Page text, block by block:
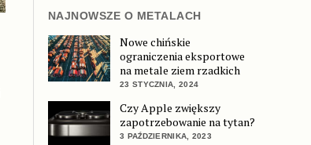
NAJNOWSZE O METALACH
Nowe chińskie
ograniczenia eksportowe
na metale ziem rzadkich
23 STYCZNIA, 2024
Czy Apple zwiększy
zapotrzebowanie na tytan?
3 PAŹDZIERNIKA, 2023